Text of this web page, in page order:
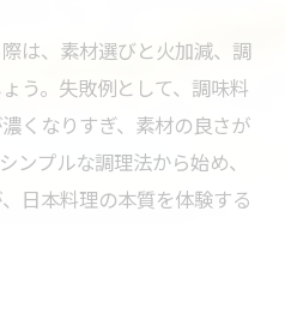
は、素材選びと火加減、調
う。失敗例として、調味料
くなりすぎ、素材の良さが
ンプルな調理法から始め、
日本料理の本質を体験する